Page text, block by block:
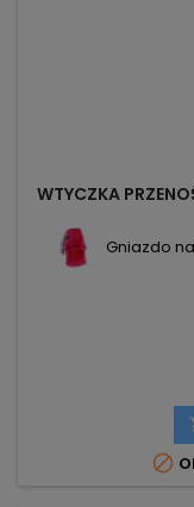
WTYCZKA
Gniazdo
